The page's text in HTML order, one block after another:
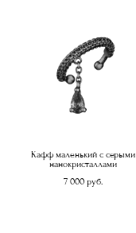
Кафф маленький с серыми
нанокристаллами
7 000 pуб.